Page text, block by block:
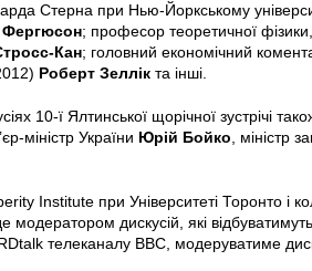
Стерна при Нью-Йоркському
Фергюсон; професор теоретичної
Кан; головний економічний
Роберт Зеллік та інші.
10-ї Ялтинської щорічної зустрічі
міністр України Юрій Бойко , міністр
Institute при Університеті Торонто і
дискусій, які
телеканалу BBC, модеруватиме